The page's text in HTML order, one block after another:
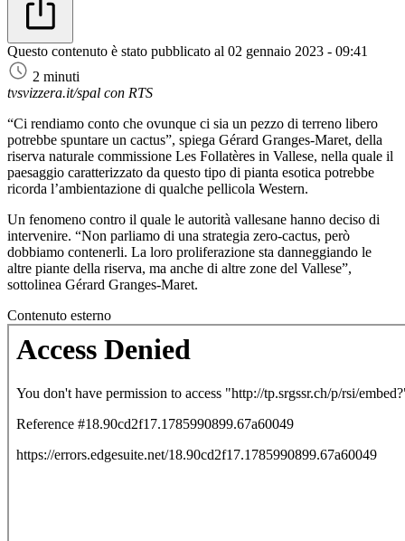
Questo contenuto è stato pubblicato al 02 gennaio 2023 - 09:41
2 minuti
tvsvizzera.it/spal con RTS
“Ci rendiamo conto che ovunque ci sia un pezzo di terreno libero
potrebbe spuntare un cactus”, spiega Gérard Granges-Maret, della
riserva naturale commissione Les Follatères in Vallese, nella quale il
paesaggio caratterizzato da questo tipo di pianta esotica potrebbe
ricorda l’ambientazione di qualche pellicola Western.
Un fenomeno contro il quale le autorità vallesane hanno deciso di
intervenire. “Non parliamo di una strategia zero-cactus, però
dobbiamo contenerli. La loro proliferazione sta danneggiando le
altre piante della riserva, ma anche di altre zone del Vallese”,
sottolinea Gérard Granges-Maret.
Contenuto esterno